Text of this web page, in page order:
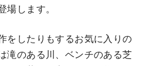
します。
をしたりもするお気に入りの
滝のある川、ベンチのある芝